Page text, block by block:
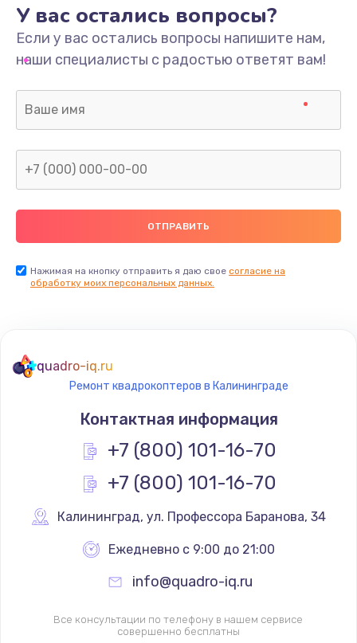
У вас остались вопросы?
Если у вас остались вопросы напишите нам,
наши специалисты с радостью ответят вам!
Нажимая на кнопку отправить я даю свое согласие на
обработку моих персональных данных.
quadro-iq.ru
Ремонт квадрокоптеров в Калининграде
Контактная информация
+7 (800) 101-16-70
+7 (800) 101-16-70
Калининград, ул. Профессора Баранова, 34
Ежедневно с 9:00 до 21:00
info@quadro-iq.ru
Все консультации по телефону в нашем сервисе
совершенно бесплатны